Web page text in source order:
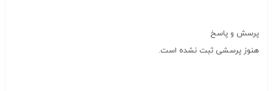
پرسش و پاسخ
هنوز پرسشی ثبت نشده است.